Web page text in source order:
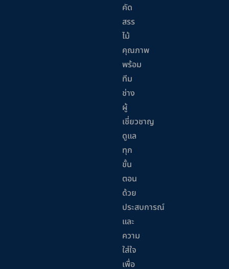
คัด
สรร
ไม้
คุณภาพ
พร้อม
ทีม
ช่าง
ผู้
เชี่ยวชาญ
ดูแล
ทุก
ขั้น
ตอน
ด้วย
ประสบการณ์
และ
ความ
ใส่ใจ
เพื่อ